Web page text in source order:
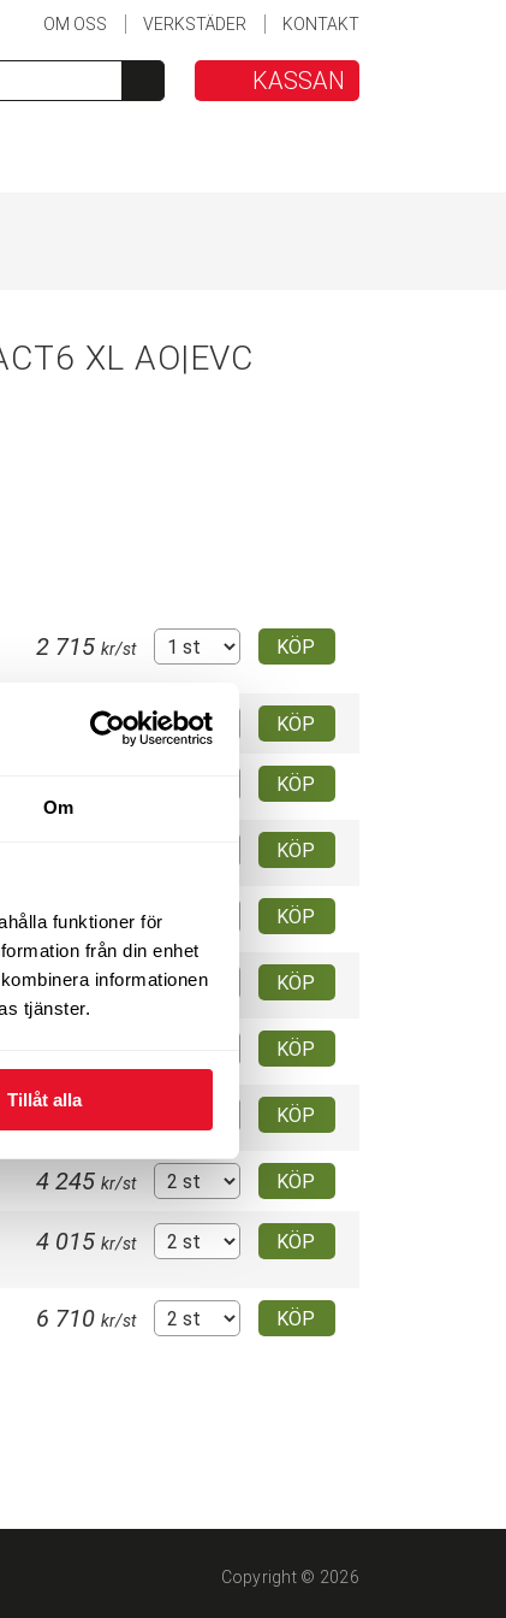
Om
funktioner för
från din enhet
informationen
tjänster.
Tillåt alla
KONTAKT
VERKSTÄDER
OM OSS
KASSAN
XL AO|EVC
KÖP
2 715 kr/st
KÖP
2 650kr/st
KÖP
KÖP
KÖP
3 355kr/st
KÖP
3 355kr/st
KÖP
KÖP
4 055
KÖP
4 245 kr/st
KÖP
4 015 kr/st
KÖP
6 710 kr/st
Copyright © 2026